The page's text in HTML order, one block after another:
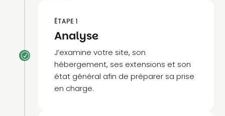
R
ÉTAPE 1
Analyse
J’examine votre site, son
hébergement, ses extensions et son
état général afin de préparer sa prise
en charge.